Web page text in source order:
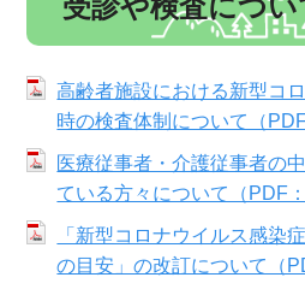
受診や検査につい
高齢者施設における新型コ
時の検査体制について（
医療従事者・介護従事者の
ている方々について（PDF
「新型コロナウイルス感染
の目安」の改訂について（